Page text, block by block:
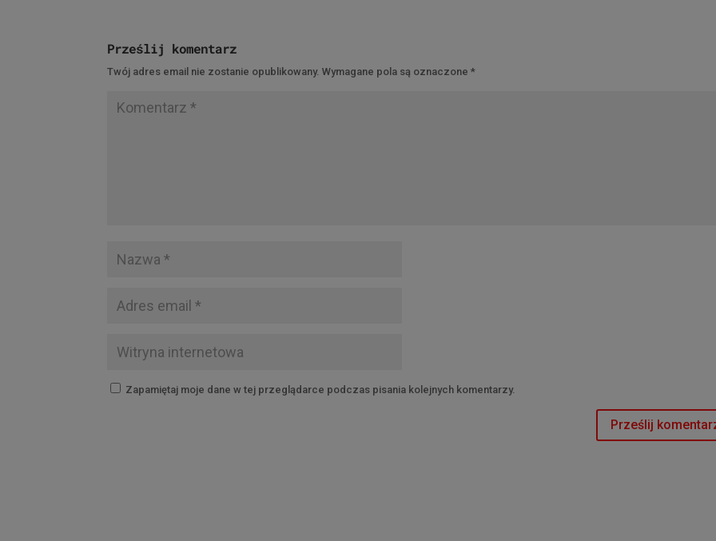
Prześlij komentarz
Twój adres email nie zostanie opublikowany. Wymagane pola są oznaczone*
Zapamiętaj moje dane w tej przeglądarce podczas pisania kolejnych komentarzy.